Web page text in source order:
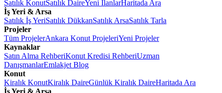
Satılık KonutSatılık DaireYeni İlanlarHaritada Ara
İş Yeri & Arsa
Satılık İş YeriSatılık DükkanSatılık ArsaSatılık Tarla
Projeler
Tüm ProjelerAnkara Konut ProjeleriYeni Projeler
Kaynaklar
Satın Alma RehberiKonut Kredisi RehberiUzman
DanışmanlarEmlakjet Blog
Konut
Kiralık KonutKiralık DaireGünlük Kiralık DaireHaritada Ara
İş Yeri & Arsa